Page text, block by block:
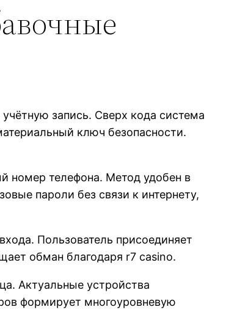
запись. Сверх кода система
ключ безопасности.
номер телефона. Метод удобен в
пароли без связи к интернету,
Пользователь присоединяет
обман благодаря r7 casino.
Актуальные устройства
формирует многоуровневую